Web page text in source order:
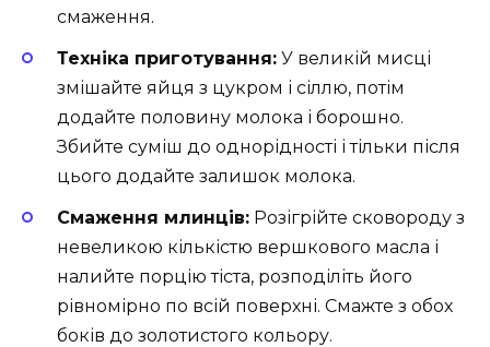
смаження.
Техніка приготування: У великій мисці
змішайте яйця з цукром і сіллю, потім
додайте половину молока і борошно.
Збийте суміш до однорідності і тільки після
цього додайте залишок молока.
Смаження млинців: Розігрійте сковороду з
невеликою кількістю вершкового масла і
налийте порцію тіста, розподіліть його
рівномірно по всій поверхні. Смажте з обох
боків до золотистого кольору.